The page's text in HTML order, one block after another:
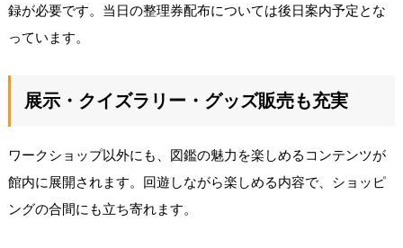
録が必要です。当日の整理券配布については後日案内予定とな
っています。
展示・クイズラリー・グッズ販売も充実
ワークショップ以外にも、図鑑の魅力を楽しめるコンテンツが
館内に展開されます。回遊しながら楽しめる内容で、ショッピ
ングの合間にも立ち寄れます。